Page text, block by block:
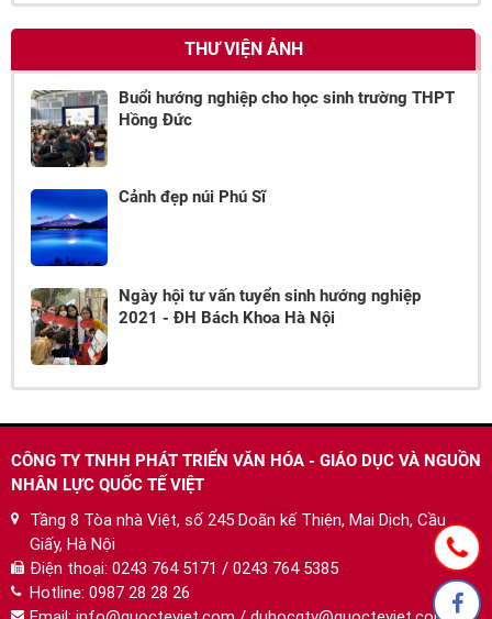
THƯ VIỆN ẢNH
Buổi hướng nghiệp cho học sinh trường THPT
Hồng Đức
Cảnh đẹp núi Phú Sĩ
Ngày hội tư vấn tuyển sinh hướng nghiệp
2021 - ĐH Bách Khoa Hà Nội
CÔNG TY TNHH PHÁT TRIỂN VĂN HÓA - GIÁO DỤC VÀ NGUỒN
NHÂN LỰC QUỐC TẾ VIỆT
Tầng 8 Tòa nhà Việt, số 245 Doãn kế Thiện, Mai Dịch, Cầu
Giấy, Hà Nội
Điện thoại: 0243 764 5171 / 0243 764 5385
Hotline: 0987 28 28 26